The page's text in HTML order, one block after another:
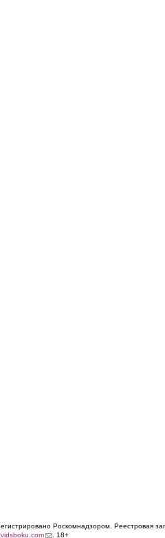
Роскомнадзором. Реестровая
(link sends e-mail)
. 18+